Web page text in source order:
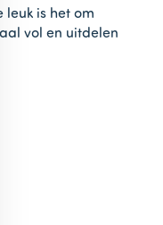
leuk is het om
vol en uitdelen